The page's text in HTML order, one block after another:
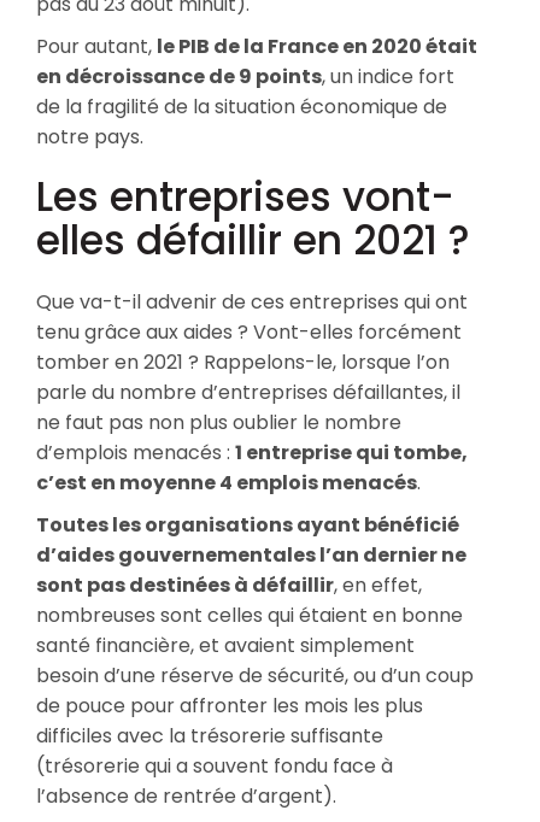
Pour autant, le PIB de la France en 2020 était
en décroissance de 9 points, un indice fort
de la fragilité de la situation économique de
notre pays.
Les entreprises vont-
elles défaillir en 2021 ?
Que va-t-il advenir de ces entreprises qui ont
tenu grâce aux aides ? Vont-elles forcément
tomber en 2021 ? Rappelons-le, lorsque l’on
parle du nombre d’entreprises défaillantes, il
ne faut pas non plus oublier le nombre
d’emplois menacés : 1 entreprise qui tombe,
c’est en moyenne 4 emplois menacés.
Toutes les organisations ayant bénéficié
d’aides gouvernementales l’an dernier ne
sont pas destinées à défaillir, en effet,
nombreuses sont celles qui étaient en bonne
santé financière, et avaient simplement
besoin d’une réserve de sécurité, ou d’un coup
de pouce pour affronter les mois les plus
difficiles avec la trésorerie suffisante
(trésorerie qui a souvent fondu face à
l’absence de rentrée d’argent).